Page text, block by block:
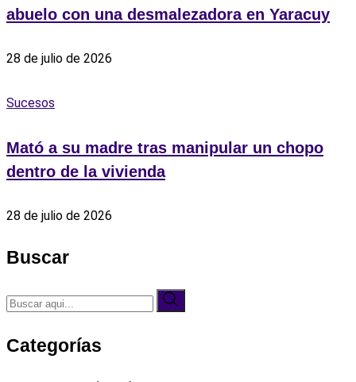
abuelo con una desmalezadora en Yaracuy
28 de julio de 2026
Sucesos
Mató a su madre tras manipular un chopo
dentro de la vivienda
28 de julio de 2026
Buscar
Categorías